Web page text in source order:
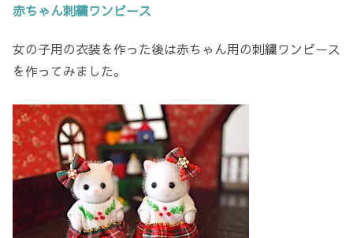
赤ちゃん刺繍ワンピース
女の子用の衣装を作った後は赤ちゃん用の刺繍ワンピース
を作ってみました。